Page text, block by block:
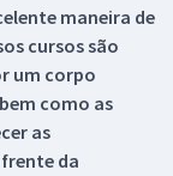
maneira de
cursos são
um corpo
como as
as
da